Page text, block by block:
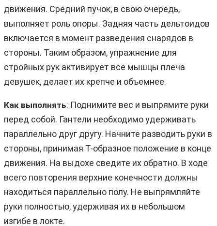
движения. Средний пучок, в свою очередь,
выполняет роль опоры. Задняя часть дельтоидов
включается в момент разведения снарядов в
стороны. Таким образом, упражнение для
стройных рук активирует все мышцы плеча
девушек, делает их крепче и объемнее.
Как выполнять: Поднимите вес и выпрямите руки
перед собой. Гантели необходимо удерживать
параллельно друг другу. Начните разводить руки в
стороны, принимая Т-образное положение в конце
движения. На выдохе сведите их обратно. В ходе
всего повторения верхние конечности должны
находиться параллельно полу. Не выпрямляйте
руки полностью, удерживая их в небольшом
изгибе в локте.